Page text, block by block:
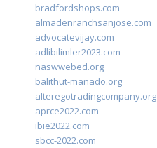
bradfordshops.com
almadenranchsanjose.com
advocatevijay.com
adlibilimler2023.com
naswwebed.org
balithut-manado.org
alteregotradingcompany.org
aprce2022.com
ibie2022.com
sbcc-2022.com